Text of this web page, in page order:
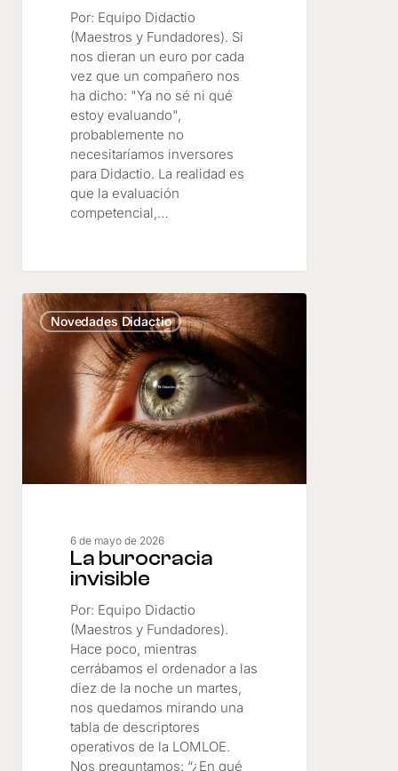
Por: Equipo Didactio
(Maestros y Fundadores). Si
nos dieran un euro por cada
vez que un compañero nos
ha dicho: "Ya no sé ni qué
estoy evaluando",
probablemente no
necesitaríamos inversores
para Didactio. La realidad es
que la evaluación
competencial,…
La
burocracia
invisible
Novedades Didactio
6 de mayo de 2026
La burocracia
invisible
Por: Equipo Didactio
(Maestros y Fundadores).
Hace poco, mientras
cerrábamos el ordenador a las
diez de la noche un martes,
nos quedamos mirando una
tabla de descriptores
operativos de la LOMLOE.
Nos preguntamos: “¿En qué